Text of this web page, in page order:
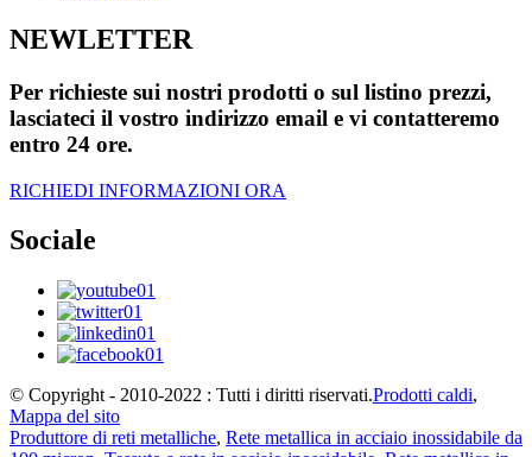
NEWLETTER
Per richieste sui nostri prodotti o sul listino prezzi,
lasciateci il vostro indirizzo email e vi contatteremo
entro 24 ore.
RICHIEDI INFORMAZIONI ORA
Sociale
© Copyright - 2010-2022 : Tutti i diritti riservati.Prodotti caldi,
Mappa del sito
Produttore di reti metalliche, Rete metallica in acciaio inossidabile da